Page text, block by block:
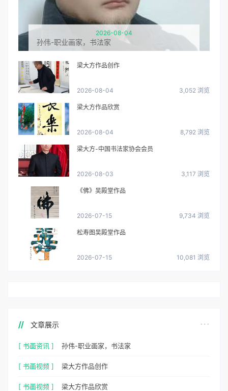
2026-08-04
孙伟-职业画家，书法家
梁大方作品创作
2026-08-04 3,052 浏览
梁大方作品欣赏
2026-08-04 8,792 浏览
梁大方-中国书法家协会会员
2026-08-03 3,117 浏览
《佛》吴殿堂作品
2026-07-15 9,734 浏览
松寿图吴殿堂作品
2026-07-15 10,081 浏览
文章展示
[ 书画资讯 ] 孙伟-职业画家，书法家
[ 书画视频 ] 梁大方作品创作
[ 书画视频 ] 梁大方作品欣赏